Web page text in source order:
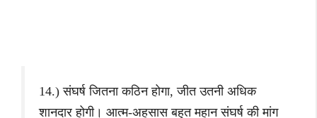
14.) संघर्ष जितना कठिन होगा, जीत उतनी अधिक
शानदार होगी। आत्म-अहसास बहुत महान संघर्ष की मांग